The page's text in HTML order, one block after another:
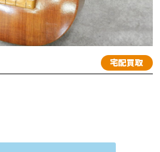
宅配買取